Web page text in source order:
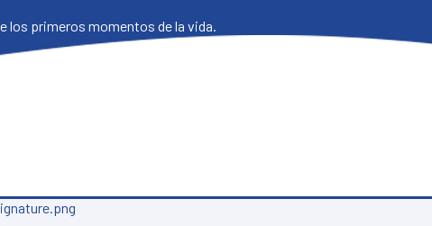
los primeros momentos de la vida.